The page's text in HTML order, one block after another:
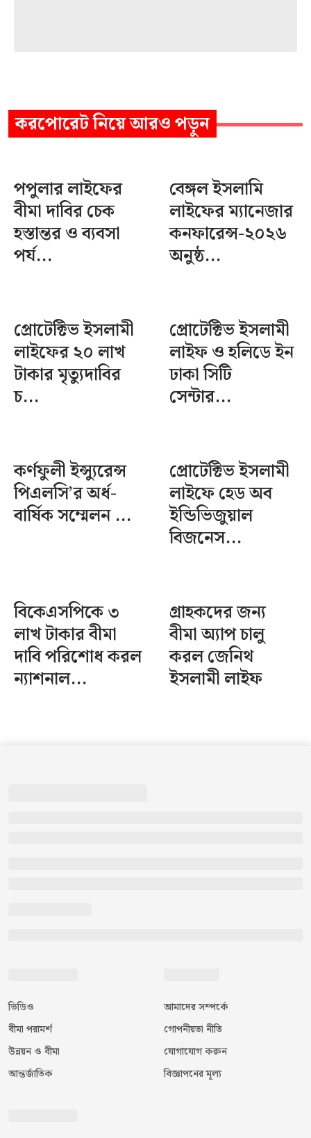
করপোরেটনিয়ে আরও পড়ুন
পপুলার লাইফের
বীমা দাবির চেক
হস্তান্তর ও ব্যবসা
পর্য...
বেঙ্গল ইসলামি
লাইফের ম্যানেজার
কনফারেন্স-২০২৬
অনুষ্ঠ...
প্রোটেক্টিভ ইসলামী
লাইফের ২০ লাখ
টাকার মৃত্যুদাবির
চ...
প্রোটেক্টিভ ইসলামী
লাইফ ও হলিডে ইন
ঢাকা সিটি
সেন্টার...
কর্ণফুলী ইন্স্যুরেন্স
পিএলসি’র অর্ধ-
বার্ষিক সম্মেলন ...
প্রোটেক্টিভ ইসলামী
লাইফে হেড অব
ইন্ডিভিজুয়াল
বিজনেস...
বিকেএসপিকে ৩
লাখ টাকার বীমা
দাবি পরিশোধ করল
ন্যাশনাল...
গ্রাহকদের জন্য
বীমা অ্যাপ চালু
করল জেনিথ
ইসলামী লাইফ
ভিডিও
বীমা পরামর্শ
উন্নয়ন ও বীমা
আন্তর্জাতিক
আমাদের সম্পর্কে
গোপনীয়তা নীতি
যোগাযোগ করুন
বিজ্ঞাপনের মূল্য